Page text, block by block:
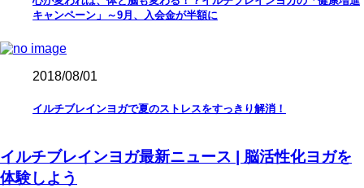
キャンペーン」～9月、入会金が半額に
2018/08/01
イルチブレインヨガで夏のストレスをすっきり解消！
イルチブレインヨガ最新ニュース | 脳活性化ヨガを
体験しよう